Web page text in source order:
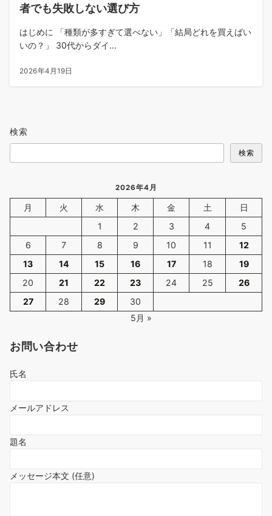
者でも失敗しない選び方
はじめに 「種類が多すぎて選べない」「結局どれを買えばい
いの？」 30代からダイ...
2026年4月19日
検索
検索
2026年4月
月 火 水 木 金 土
日
1
2 3 4
5
6
7 8 9 10 11
12
13
14 15 16 17 18
19
20
21 22 23 24 25
26
27
28 29
30
5月 »
お問い合わせ
氏名
メールアドレス
題名
メッセージ本文 (任意)